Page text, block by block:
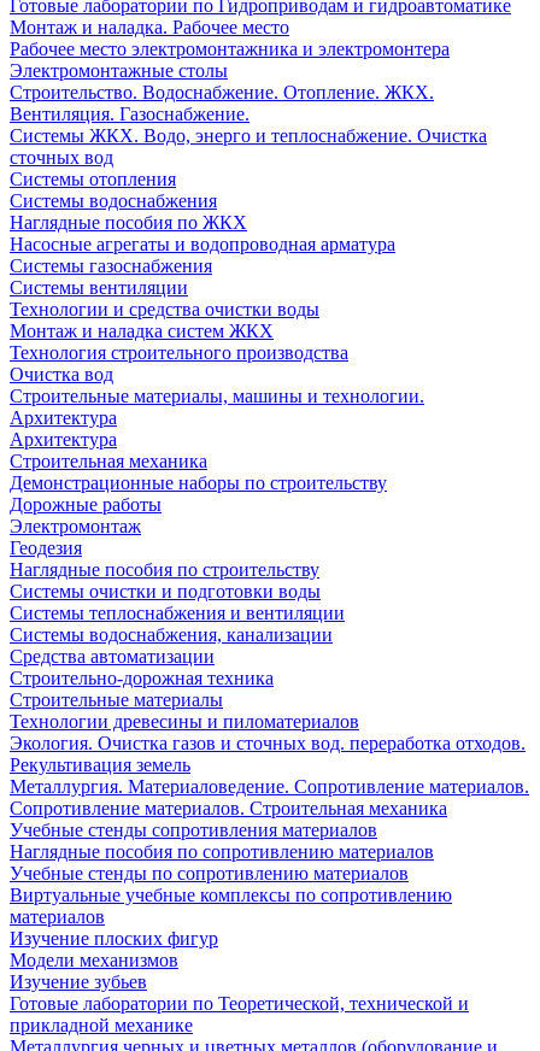
Готовые лаборатории по Гидроприводам и гидроавтоматике
Монтаж и наладка. Рабочее место
Рабочее место электромонтажника и электромонтера
Электромонтажные столы
Строительство. Водоснабжение. Отопление. ЖКХ.
Вентиляция. Газоснабжение.
Системы ЖКХ. Водо, энерго и теплоснабжение. Очистка
сточных вод
Системы отопления
Системы водоснабжения
Наглядные пособия по ЖКХ
Насосные агрегаты и водопроводная арматура
Системы газоснабжения
Системы вентиляции
Технологии и средства очистки воды
Монтаж и наладка систем ЖКХ
Технология строительного производства
Очистка вод
Строительные материалы, машины и технологии.
Архитектура
Архитектура
Cтроительная механика
Демонстрационные наборы по строительству
Дорожные работы
Электромонтаж
Геодезия
Наглядные пособия по строительству
Системы очистки и подготовки воды
Системы теплоснабжения и вентиляции
Системы водоснабжения, канализации
Средства автоматизации
Строительно-дорожная техника
Строительные материалы
Технологии древесины и пиломатериалов
Экология. Очистка газов и сточных вод. переработка отходов.
Рекультивация земель
Металлургия. Материаловедение. Сопротивление материалов.
Сопротивление материалов. Строительная механика
Учебные стенды сопротивления материалов
Наглядные пособия по сопротивлению материалов
Учебные стенды по сопротивлению материалов
Виртуальные учебные комплексы по сопротивлению
материалов
Изучение плоских фигур
Модели механизмов
Изучение зубьев
Готовые лаборатории по Теоретической, технической и
прикладной механике
Металлургия черных и цветных металлов (оборудование и